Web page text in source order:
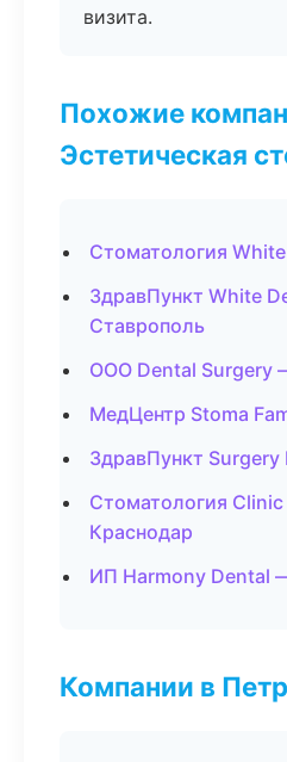
визита.
Похожие
Эстетическая
Стоматология
ЗдравПункт White
Ставрополь
ООО Dental Surgery
МедЦентр Stoma
ЗдравПункт
Стоматология
Краснодар
ИП Harmony Dental
Компании в